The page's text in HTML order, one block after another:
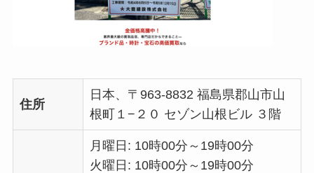
住所
日本、〒963-8832 福島県郡山市山
根町１−２０ セゾン山根ビル ３階
月曜日: 10時00分～19時00分
火曜日: 10時00分～19時00分